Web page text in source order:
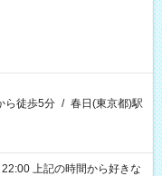
ら徒歩5分 / 春日(東京都)駅
好きな